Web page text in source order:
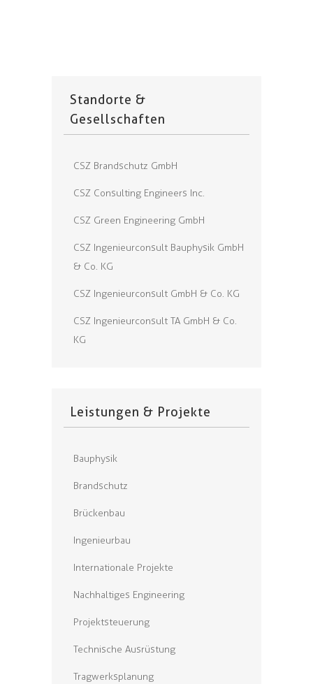
Standorte &
Gesellschaften
CSZ Brandschutz GmbH
CSZ Consulting Engineers Inc.
CSZ Green Engineering GmbH
CSZ Ingenieurconsult Bauphysik GmbH
& Co. KG
CSZ Ingenieurconsult GmbH & Co. KG
CSZ Ingenieurconsult TA GmbH & Co.
KG
Leistungen & Projekte
Bauphysik
Brandschutz
Brückenbau
Ingenieurbau
Internationale Projekte
Nachhaltiges Engineering
Projektsteuerung
Technische Ausrüstung
Tragwerksplanung